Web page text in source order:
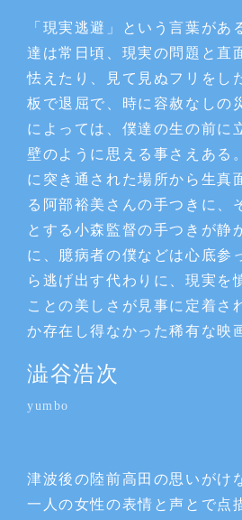
「現実逃避」という言葉があ
達は常日頃、現実の問題と直
怯えたり、見て見ぬフリをし
板で退屈で、時に容赦なしの
によっては、僕達の生の前に
壁のように思える事さえある
に突き通された場所から生真
る阿部裕美さんの手つきに、
とする小森監督の手つきが静
に、臆病者の僕などは心底参
ら逃げ出す代わりに、現実を
ことの美しさが見事に定着さ
か存在し得なかった稀有な映
澁谷浩次
yumbo
津波後の陸前高田の思いがけ
一人の女性の表情と声とで点